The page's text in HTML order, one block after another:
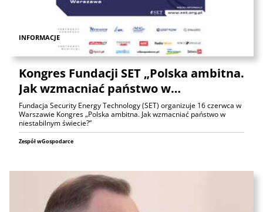
INFORMACJE
Kongres Fundacji SET „Polska ambitna.
Jak wzmacniać państwo w…
Fundacja Security Energy Technology (SET) organizuje 16 czerwca w
Warszawie Kongres „Polska ambitna. Jak wzmacniać państwo w
niestabilnym świecie?”
Zespół wGospodarce